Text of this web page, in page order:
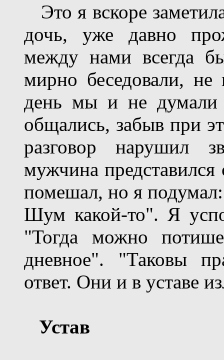
Это я вскоре
дочь, уже давно
между нами всегда
мирно беседовали,
день мы и не думали
общались, забыв при
разговор нарушил
мужчина представился
помешал, но я подумал:
Шум какой-то". Я
"Тогда можно
дневное". "Таковы
ответ. Они и в уставе
Устав